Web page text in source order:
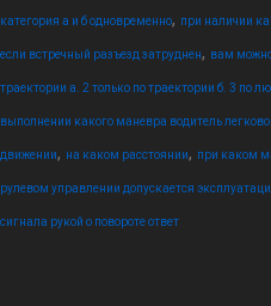
категория а и б одновременно, при наличии
если встречный разъезд затруднен, вам можно
траектории а. 2 только по траектории б. 3 по
выполнении какого маневра водитель
движении, на каком расстоянии, при каком
рулевом управлении допускается
сигнала рукой о повороте ответ